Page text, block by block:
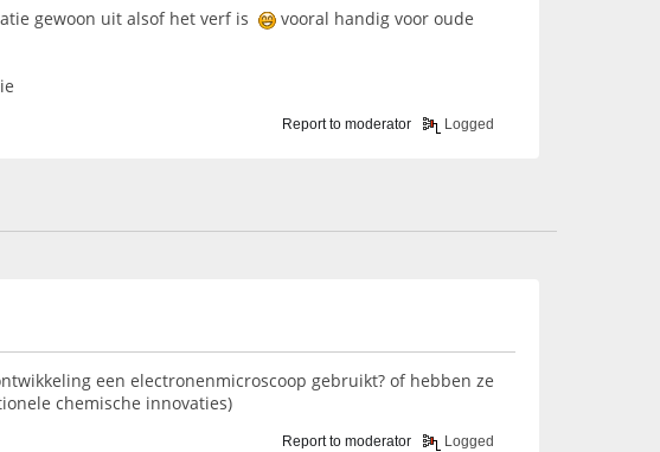
gewoon uit alsof het verf is
vooral handig voor oude
Report to moderator Logged
een electronenmicroscoop gebruikt? of hebben ze
chemische innovaties)
Report to moderator Logged